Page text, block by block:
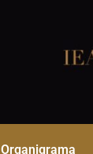
Organigrama